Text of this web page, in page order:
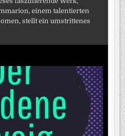
einem talentierten
stellt ein umstrittenes